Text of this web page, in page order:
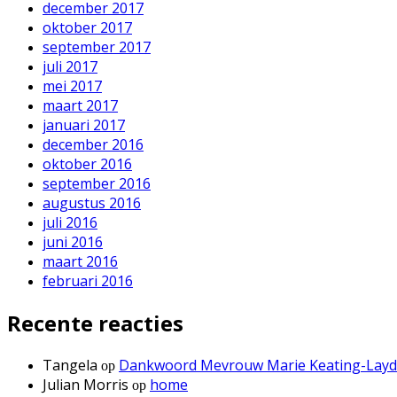
december 2017
oktober 2017
september 2017
juli 2017
mei 2017
maart 2017
januari 2017
december 2016
oktober 2016
september 2016
augustus 2016
juli 2016
juni 2016
maart 2016
februari 2016
Recente reacties
Tangela op Dankwoord Mevrouw Marie Keating-
Julian Morris op home